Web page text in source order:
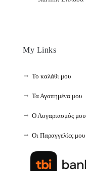
My Links
Το καλάθι μου
Τα Αγαπημένα μου
Ο Λογαριασμός μου
Οι Παραγγελίες μου